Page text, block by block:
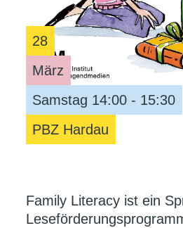
28
März
Samstag 14:00 - 15:30
PBZ Hardau
Family Literacy ist ein